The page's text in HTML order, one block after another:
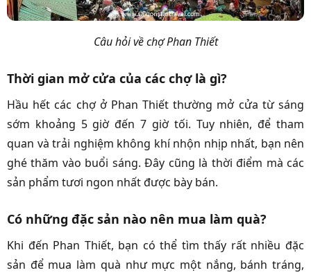
Câu hỏi về chợ Phan Thiết
Thời gian mở cửa của các chợ là gì?
Hầu hết các chợ ở Phan Thiết thường mở cửa từ sáng
sớm khoảng 5 giờ đến 7 giờ tối. Tuy nhiên, để tham
quan và trải nghiệm không khí nhộn nhịp nhất, bạn nên
ghé thăm vào buổi sáng. Đây cũng là thời điểm mà các
sản phẩm tươi ngon nhất được bày bán.
Có những đặc sản nào nên mua làm quà?
Khi đến Phan Thiết, bạn có thể tìm thấy rất nhiều đặc
sản để mua làm quà như mực một nắng, bánh tráng,